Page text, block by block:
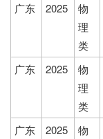
广东 2025
物
理
类
广东 2025
物
理
类
广东 2025
物